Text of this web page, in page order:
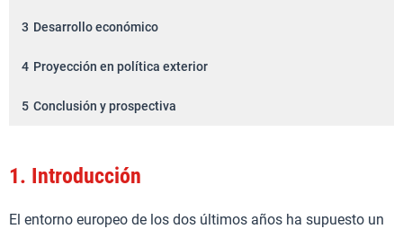
3 Desarrollo económico
4 Proyección en política exterior
5 Conclusión y prospectiva
1. Introducción
El entorno europeo de los dos últimos años ha supuesto un